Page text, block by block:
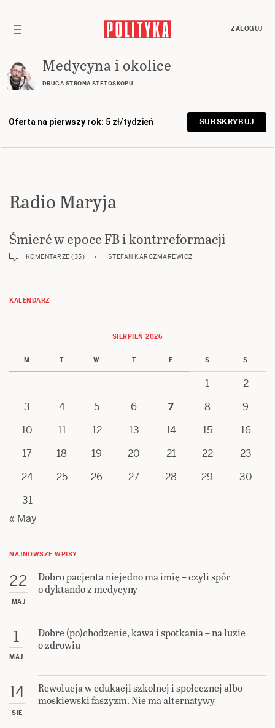
ZALOGUJ
Medycyna i okolice
DRUGA STRONA STETOSKOPU
Oferta na pierwszy rok: 5 zł/tydzień SUBSKRYBUJ
Radio Maryja
Śmierć w epoce FB i kontrreformacji
KOMENTARZE (35) STEFAN KARCZMAREWICZ
KALENDARZ
SIERPIEŃ 2026
M T W T F S S
1
2
3
4 5 6 7 8
9
10
11 12 13 14 15
16
17
18 19 20 21 22
23
24
25 26 27 28 29
30
31
« May
NAJNOWSZE WPISY
22
MAJ
Dobro pacjenta niejedno ma imię – czyli spór
o dyktando z medycyny
1
MAJ
Dobre (po)chodzenie, kawa i spotkania – na luzie
o zdrowiu
14
SIE
Rewolucja w edukacji szkolnej i społecznej albo
moskiewski faszyzm. Nie ma alternatywy